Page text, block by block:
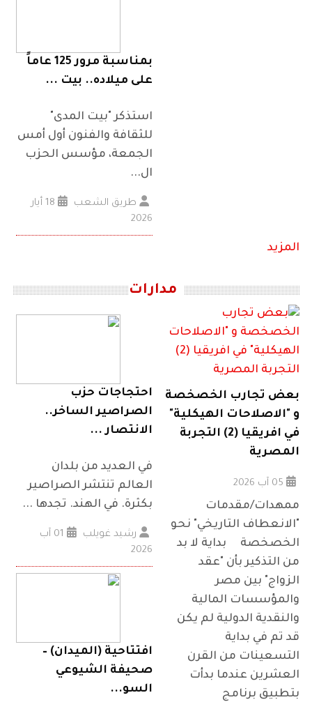
بمناسبة مرور 125 عاماً
على ميلاده.. بيت ...
استذكر "بيت المدى"
للثقافة والفنون أول أمس
الجمعة، مؤسس الحزب
ال...
طريق الشعب
18 أيار
2026
المزيد
مدارات
بعض تجارب الخصخصة
و "الاصلاحات الهيكلية"
في افريقيا (2) التجربة
المصرية
ممهدات/مقدمات
"الانعطاف التاريخي" نحو
الخصخصة بداية لا بد
من التذكير بأن "عقد
الزواج" بين مصر
والمؤسسات المالية
والنقدية الدولية لم يكن
قد تم في بداية
التسعينات من القرن
العشرين عندما بدأت
بتطبيق برنامج
احتجاجات حزب
الصراصير الساخر..
الانتصار ...
في العديد من بلدان
العالم تنتشر الصراصير
بكثرة. في الهند. تجدها ...
رشيد غويلب
01 آب
2026
افتتاحية (الميدان) –
صحيفة الشيوعي
السو...